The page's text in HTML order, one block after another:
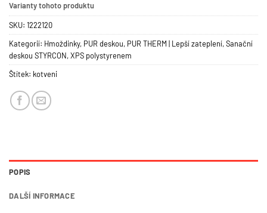
Varianty tohoto produktu
SKU: 1222120
Kategorií: Hmoždinky, PUR deskou, PUR THERM | Lepší zateplení,Sanační
deskou STYRCON,XPS polystyrenem
Štítek: kotveni
POPIS
DALŠÍ INFORMACE